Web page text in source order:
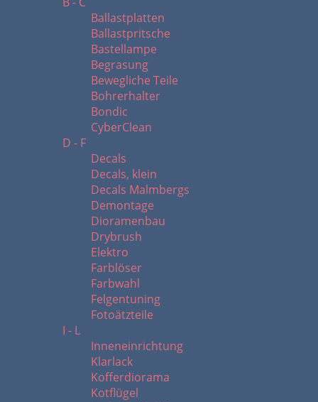
Ballastplatten
Ballastpritsche
Bastellampe
Begrasung
Bewegliche Teile
Bohrerhalter
Bondic
CyberClean
D - F
Decals
Decals, klein
Decals Malmbergs
Demontage
Dioramenbau
Drybrush
Elektro
Farblöser
Farbwahl
Felgentuning
Fotoätzteile
I - L
Inneneinrichtung
Klarlack
Kofferdiorama
Kotflügel